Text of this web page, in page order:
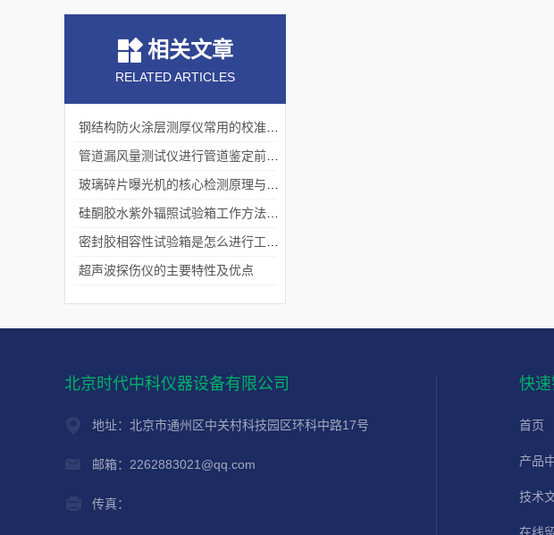
相关文章
RELATED ARTICLES
超声波探伤仪的主要特性及优点
北京时代中科仪器设备有限公司
地址：北京市通州区中关村科技园区环科中路17号
邮箱：2262883021@qq.com
传真：
快
首页
产品
技术